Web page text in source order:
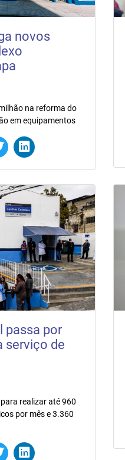
novos
na reforma do
em equipamentos
passa por
serviço de
realizar até 960
por mês e 3.360